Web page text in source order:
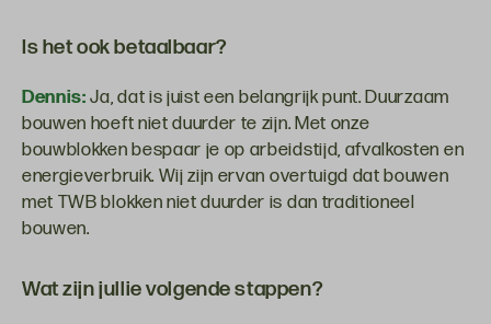
Is het ook betaalbaar?
Dennis: Ja, dat is juist een belangrijk punt. Duurzaam
bouwen hoeft niet duurder te zijn. Met onze
bouwblokken bespaar je op arbeidstijd, afvalkosten en
energieverbruik. Wij zijn ervan overtuigd dat bouwen
met TWB blokken niet duurder is dan traditioneel
bouwen.
Wat zijn jullie volgende stappen?